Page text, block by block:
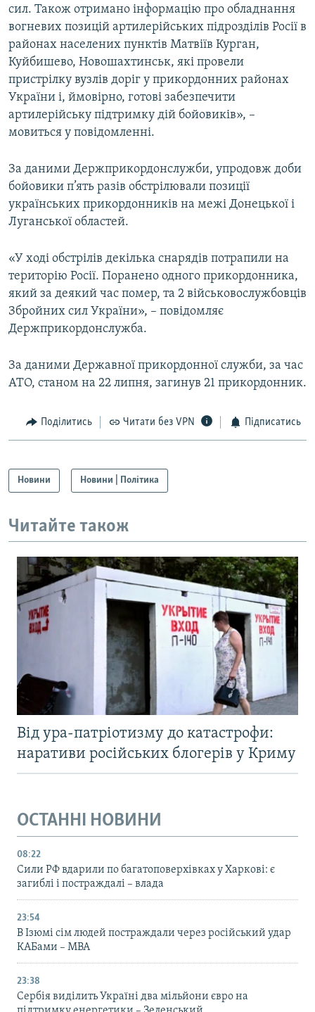
Усі сайти RFE/RL
сил. Також отримано інформацію про обладнання
вогневих позицій артилерійських підрозділів Росії в
районах населених пунктів Матвіїв Курган,
Куйбишево, Новошахтинськ, які провели
пристрілку вузлів доріг у прикордонних районах
України і, ймовірно, готові забезпечити
артилерійську підтримку дій бойовиків», –
мовиться у повідомленні.
За даними Держприкордонслужби, упродовж доби
бойовики п’ять разів обстрілювали позиції
українських прикордонників на межі Донецької і
Луганської областей.
«У ході обстрілів декілька снарядів потрапили на
територію Росії. Поранено одного прикордонника,
який за деякий час помер, та 2 військовослужбовців
Збройних сил України», – повідомляє
Держприкордонслужба.
За даними Державної прикордонної служби, за час
АТО, станом на 22 липня, загинув 21 прикордонник.
Поділитись Читати без VPN Підписатись
Новини Новини | Політика
Читайте також
Від ура-патріотизму до катастрофи:
наративи російських блогерів у Криму
ОСТАННІ НОВИНИ
08:22
Сили РФ вдарили по багатоповерхівках у Харкові: є
загиблі і постраждалі – влада
23:54
В Ізюмі сім людей постраждали через російський удар
КАБами – МВА
23:38
Сербія виділить Україні два мільйони євро на